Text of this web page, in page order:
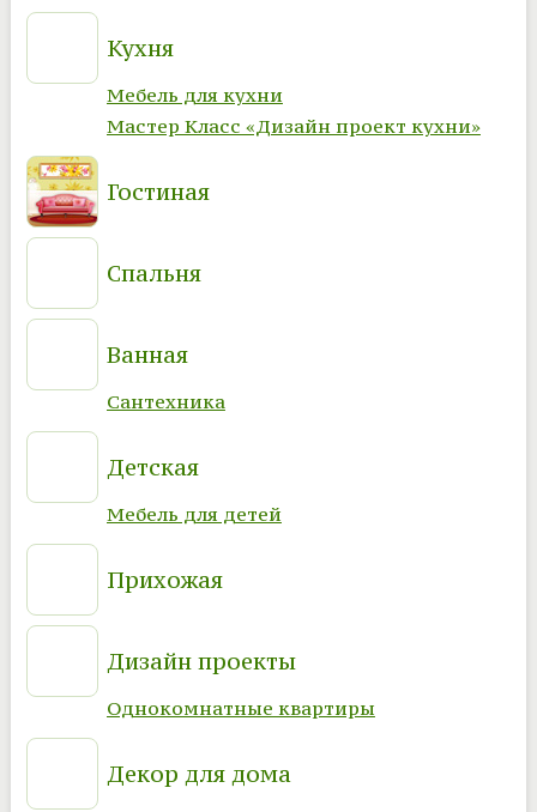
Кухня
Мебель для кухни
Мастер Класс «Дизайн проект кухни»
Гостиная
Спальня
Ванная
Сантехника
Детская
Мебель для детей
Прихожая
Дизайн проекты
Однокомнатные квартиры
Декор для дома